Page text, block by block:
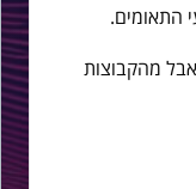
התאומים.
מהקבוצות